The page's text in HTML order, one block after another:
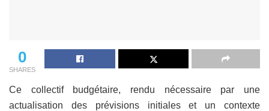
0
SHARES
Ce collectif budgétaire, rendu nécessaire par une
actualisation des prévisions initiales et un contexte